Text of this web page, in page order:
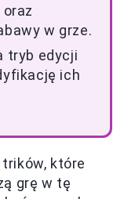
w grze.
tryb edycji
ich
które
grę w tę